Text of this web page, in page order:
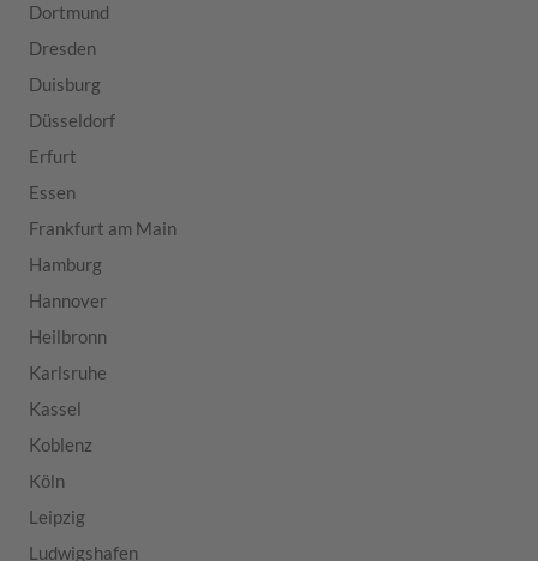
Dortmund
Dresden
Duisburg
Düsseldorf
Erfurt
Essen
Frankfurt am Main
Hamburg
Hannover
Heilbronn
Karlsruhe
Kassel
Koblenz
Köln
Leipzig
Ludwigshafen